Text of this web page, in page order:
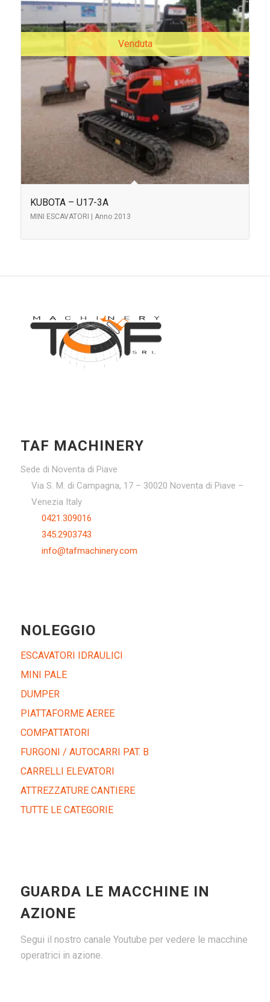
Venduta
KUBOTA – U17-3A
MINI ESCAVATORI | Anno 2013
TAF MACHINERY
Sede di Noventa di Piave
Via S. M. di Campagna, 17 – 30020 Noventa di Piave –
Venezia Italy
0421.309016
345.2903743
info@tafmachinery.com
NOLEGGIO
ESCAVATORI IDRAULICI
MINI PALE
DUMPER
PIATTAFORME AEREE
COMPATTATORI
FURGONI / AUTOCARRI PAT. B
CARRELLI ELEVATORI
ATTREZZATURE CANTIERE
TUTTE LE CATEGORIE
GUARDA LE MACCHINE IN
AZIONE
Segui il nostro canale Youtube per vedere le macchine
operatrici in azione.